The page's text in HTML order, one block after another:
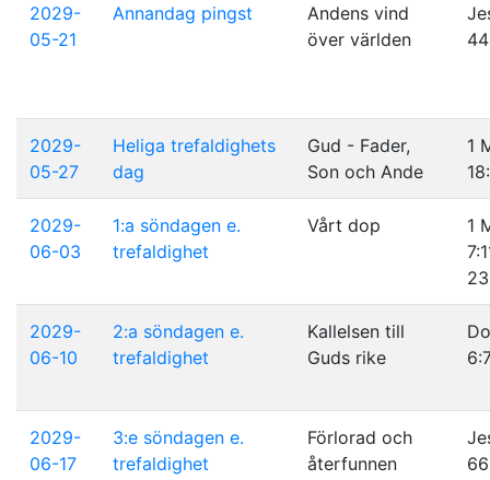
2029-
05-21
Annandag pingst
Andens vind
över världen
2029-
05-27
Heliga trefaldighets
dag
Gud - Fader,
Son och Ande
1
2029-
06-03
1:a söndagen e.
trefaldighet
Vårt dop
1
23
2029-
06-10
2:a söndagen e.
trefaldighet
Kallelsen till
Guds rike
2029-
06-17
3:e söndagen e.
trefaldighet
Förlorad och
återfunnen